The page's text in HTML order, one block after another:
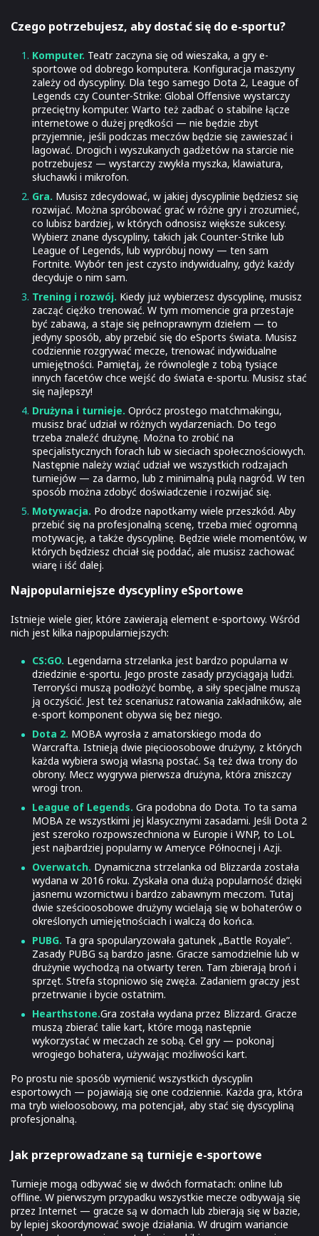
Czego potrzebujesz, aby dostać się do e-sportu?
Komputer. Teatr zaczyna się od wieszaka, a gry e-
sportowe od dobrego komputera. Konfiguracja maszyny
zależy od dyscypliny. Dla tego samego Dota 2, League of
Legends czy Counter-Strike: Global Offensive wystarczy
przeciętny komputer. Warto też zadbać o stabilne łącze
internetowe o dużej prędkości — nie będzie zbyt
przyjemnie, jeśli podczas meczów będzie się zawieszać i
lagować. Drogich i wyszukanych gadżetów na starcie nie
potrzebujesz — wystarczy zwykła myszka, klawiatura,
słuchawki i mikrofon.
Gra. Musisz zdecydować, w jakiej dyscyplinie będziesz się
rozwijać. Można spróbować grać w różne gry i zrozumieć,
co lubisz bardziej, w których odnosisz większe sukcesy.
Wybierz znane dyscypliny, takich jak Counter-Strike lub
League of Legends, lub wypróbuj nowy — ten sam
Fortnite. Wybór ten jest czysto indywidualny, gdyż każdy
decyduje o nim sam.
Trening i rozwój. Kiedy już wybierzesz dyscyplinę, musisz
zacząć ciężko trenować. W tym momencie gra przestaje
być zabawą, a staje się pełnoprawnym dziełem — to
jedyny sposób, aby przebić się do eSports świata. Musisz
codziennie rozgrywać mecze, trenować indywidualne
umiejętności. Pamiętaj, że równolegle z tobą tysiące
innych facetów chce wejść do świata e-sportu. Musisz stać
się najlepszy!
Drużyna i turnieje. Oprócz prostego matchmakingu,
musisz brać udział w różnych wydarzeniach. Do tego
trzeba znaleźć drużynę. Można to zrobić na
specjalistycznych forach lub w sieciach społecznościowych.
Następnie należy wziąć udział we wszystkich rodzajach
turniejów — za darmo, lub z minimalną pulą nagród. W ten
sposób można zdobyć doświadczenie i rozwijać się.
Motywacja. Po drodze napotkamy wiele przeszkód. Aby
przebić się na profesjonalną scenę, trzeba mieć ogromną
motywację, a także dyscyplinę. Będzie wiele momentów, w
których będziesz chciał się poddać, ale musisz zachować
wiarę i iść dalej.
Najpopularniejsze dyscypliny eSportowe
Istnieje wiele gier, które zawierają element e-sportowy. Wśród
nich jest kilka najpopularniejszych:
CS:GO. Legendarna strzelanka jest bardzo popularna w
dziedzinie e-sportu. Jego proste zasady przyciągają ludzi.
Terroryści muszą podłożyć bombę, a siły specjalne muszą
ją oczyścić. Jest też scenariusz ratowania zakładników, ale
e-sport komponent obywa się bez niego.
Dota 2. MOBA wyrosła z amatorskiego moda do
Warcrafta. Istnieją dwie pięcioosobowe drużyny, z których
każda wybiera swoją własną postać. Są też dwa trony do
obrony. Mecz wygrywa pierwsza drużyna, która zniszczy
wrogi tron.
League of Legends. Gra podobna do Dota. To ta sama
MOBA ze wszystkimi jej klasycznymi zasadami. Jeśli Dota 2
jest szeroko rozpowszechniona w Europie i WNP, to LoL
jest najbardziej popularny w Ameryce Północnej i Azji.
Overwatch. Dynamiczna strzelanka od Blizzarda została
wydana w 2016 roku. Zyskała ona dużą popularność dzięki
jasnemu wzornictwu i bardzo zabawnym meczom. Tutaj
dwie sześcioosobowe drużyny wcielają się w bohaterów o
określonych umiejętnościach i walczą do końca.
PUBG. Ta gra spopularyzowała gatunek „Battle Royale”.
Zasady PUBG są bardzo jasne. Gracze samodzielnie lub w
drużynie wychodzą na otwarty teren. Tam zbierają broń i
sprzęt. Strefa stopniowo się zwęża. Zadaniem graczy jest
przetrwanie i bycie ostatnim.
Hearthstone.Gra została wydana przez Blizzard. Gracze
muszą zbierać talie kart, które mogą następnie
wykorzystać w meczach ze sobą. Cel gry — pokonaj
wrogiego bohatera, używając możliwości kart.
Po prostu nie sposób wymienić wszystkich dyscyplin
esportowych — pojawiają się one codziennie. Każda gra, która
ma tryb wieloosobowy, ma potencjał, aby stać się dyscypliną
profesjonalną.
Jak przeprowadzane są turnieje e-sportowe
Turnieje mogą odbywać się w dwóch formatach: online lub
offline. W pierwszym przypadku wszystkie mecze odbywają się
przez Internet — gracze są w domach lub zbierają się w bazie,
by lepiej skoordynować swoje działania. W drugim wariancie